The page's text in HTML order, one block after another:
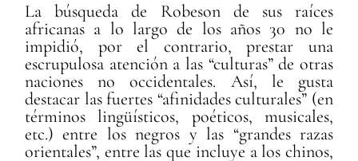
La búsqueda de Robeson de sus raíces
africanas a lo largo de los años 30 no le
impidió, por el contrario, prestar una
escrupulosa atención a las “culturas” de otras
naciones no occidentales. Así, le gusta
destacar las fuertes “afinidades culturales” (en
términos lingüísticos, poéticos, musicales,
etc.) entre los negros y las “grandes razas
orientales”, entre las que incluye a los chinos,